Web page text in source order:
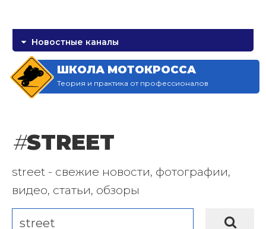
Новостные каналы
ШКОЛА МОТОКРОССА
Теория и практика от профессионалов
#STREET
street - свежие новости, фотографии,
видео, статьи, обзоры